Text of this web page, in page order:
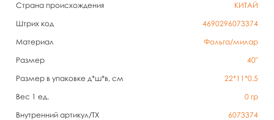
Страна происхождения
КИТАЙ
Штрих код
4690296073374
Материал
Фольга/милар
Размер
40"
Размер в упаковке д*ш*в, см
22*11*0,5
Вес 1 ед.
0 гр
Внутренний артикул/TX
6073374